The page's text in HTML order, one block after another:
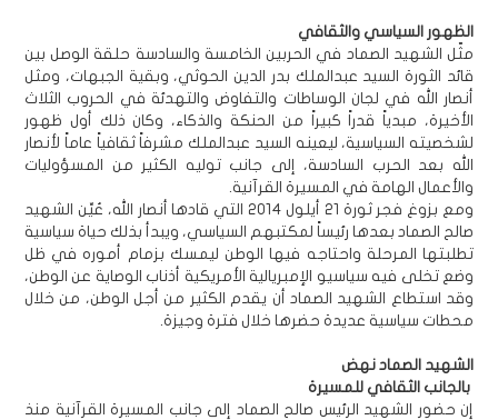
الظهور السياسي والثقافي
مثّل الشهيد الصماد في الحربين الخامسة والسادسة حلقة الوصل بين
قائد الثورة السيد عبدالملك بدر الدين الحوثي، وبقية الجبهات، ومثل
أنصار الله في لجان الوساطات والتفاوض والتهدئة في الحروب الثلاث
الأخيرة، مبدياً قدراً كبيراً من الحنكة والذكاء، وكان ذلك أول ظهور
لشخصيته السياسية، ليعينه السيد عبدالملك مشرفاً ثقافياً عاماً لأنصار
الله بعد الحرب السادسة، إلى جانب توليه الكثير من المسؤوليات
والأعمال الهامة في المسيرة القرآنية.
ومع بزوغ فجر ثورة 21 أيلول 2014 التي قادها أنصار الله، عُيِّن الشهيد
صالح الصماد بعدها رئيساً لمكتبهم السياسي، ويبدأ بذلك حياة سياسية
تطلبتها المرحلة واحتاجه فيها الوطن ليمسك بزمام أموره في ظل
وضع تخلى فيه سياسيو الإمبريالية الأمريكية أذناب الوصاية عن الوطن،
وقد استطاع الشهيد الصماد أن يقدم الكثير من أجل الوطن، من خلال
محطات سياسية عديدة حضرها خلال فترة وجيزة.
الشهيد الصماد نهض
بالجانب الثقافي للمسيرة
إن حضور الشهيد الرئيس صالح الصماد إلى جانب المسيرة القرآنية منذ